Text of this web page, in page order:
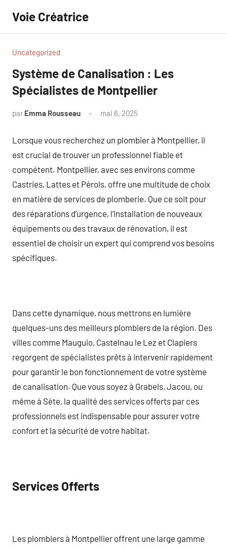
contenu
Voie Créatrice
Uncategorized
Système de Canalisation : Les
Spécialistes de Montpellier
par Emma Rousseau mai 6, 2025
Lorsque vous recherchez un plombier à Montpellier, il
est crucial de trouver un professionnel fiable et
compétent. Montpellier, avec ses environs comme
Castries, Lattes et Pérols, offre une multitude de choix
en matière de services de plomberie. Que ce soit pour
des réparations d’urgence, l’installation de nouveaux
équipements ou des travaux de rénovation, il est
essentiel de choisir un expert qui comprend vos besoins
spécifiques.
Dans cette dynamique, nous mettrons en lumière
quelques-uns des meilleurs plombiers de la région. Des
villes comme Mauguio, Castelnau le Lez et Clapiers
regorgent de spécialistes prêts à intervenir rapidement
pour garantir le bon fonctionnement de votre système
de canalisation. Que vous soyez à Grabels, Jacou, ou
même à Sète, la qualité des services offerts par ces
professionnels est indispensable pour assurer votre
confort et la sécurité de votre habitat.
Services Offerts
Les plombiers à Montpellier offrent une large gamme